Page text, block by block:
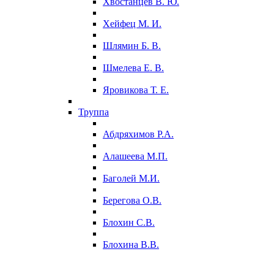
Хейфец М. И.
Шлямин Б. В.
Шмелева Е. В.
Яровикова Т. Е.
Труппа
Абдряхимов Р.А.
Алашеева М.П.
Баголей М.И.
Берегова О.В.
Блохин С.В.
Блохина В.В.